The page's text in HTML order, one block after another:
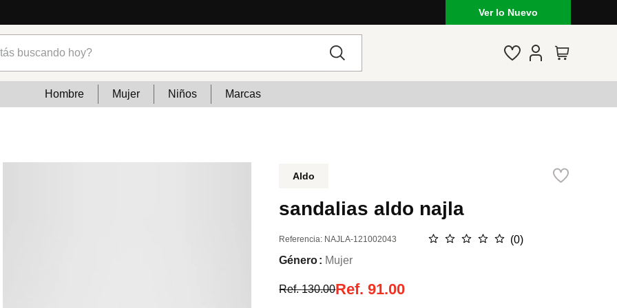
Ver lo Nuevo
Hombre Mujer Niños Marcas
Aldo
sandalias aldo najla
Referencia: NAJLA-121002043 ☆ ☆ ☆ ☆ ☆ (0)
Género
Mujer
Ref.130.00Ref.91.00